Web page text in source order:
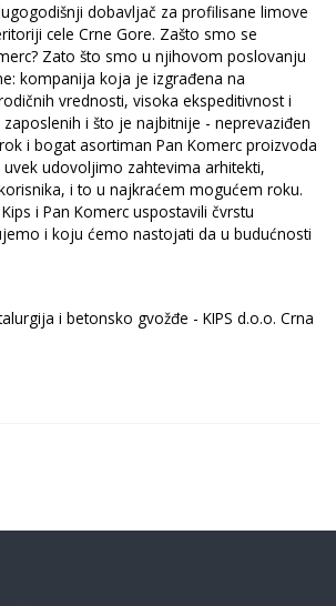
dobavljač za profilisane limove
cele Crne Gore. Zašto smo se
Zato što smo u njihovom poslovanju
kompanija koja je izgrađena na
vrednosti, visoka ekspeditivnost i
i što je najbitnije - neprevaziđen
i bogat asortiman Pan Komerc proizvoda
udovoljimo zahtevima arhitekti,
i to u najkraćem mogućem roku.
i Pan Komerc uspostavili čvrstu
i koju ćemo nastojati da u budućnosti
i betonsko gvožđe - KIPS d.o.o. Crna